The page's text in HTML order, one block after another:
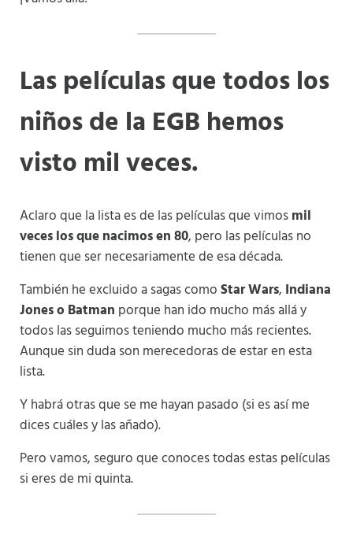
Las películas que todos los
niños de la EGB hemos
visto mil veces.
Aclaro que la lista es de las películas que vimosmil
veces los que nacimos en 80, pero las películas no
tienen que ser necesariamente de esa década.
También he excluido a sagas comoStar Wars, Indiana
Jones o Batman porque han ido mucho más allá y
todos las seguimos teniendo mucho más recientes.
Aunque sin duda son merecedoras de estar en esta
lista.
Y habrá otras que se me hayan pasado (si es así me
dices cuáles y las añado).
Pero vamos, seguro que conoces todas estas películas
si eres de mi quinta.